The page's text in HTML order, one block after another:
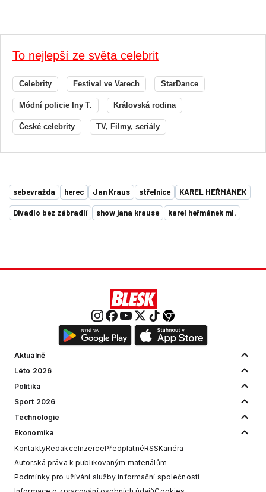
To nejlepší ze světa celebrit
Celebrity Festival ve Varech StarDance
Módní policie Iny T. Královská rodina
České celebrity TV, Filmy, seriály
sebevražda herec Jan Kraus střelnice KAREL HEŘMÁNEK
Divadlo bez zábradlí show jana krause karel heřmánek ml.
Aktuálně
Léto 2026
Politika
Sport 2026
Technologie
Ekonomika
KontaktyRedakceInzercePředplatnéRSSKariéra
Autorská práva k publikovaným materiálům
Podmínky pro užívání služby informační společnosti